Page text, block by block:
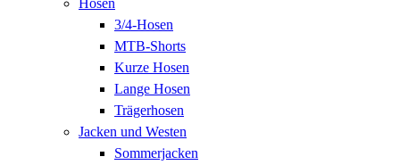
3/4-Hosen
MTB-Shorts
Kurze Hosen
Lange Hosen
Trägerhosen
Jacken und Westen
Sommerjacken